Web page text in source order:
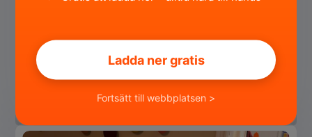
Uppsala län, Enköping ·
590 SEK
Ladda ner gratis
Fortsätt till webbplatsen >